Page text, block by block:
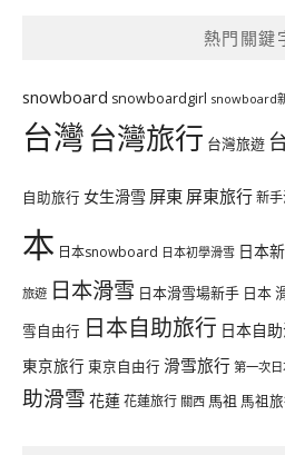
熱門關鍵
snowboard snowboardgirl snowboard
台灣台灣旅行 台灣旅遊
自助旅行 女生滑雪 屏東 屏東旅行新
本 日本snowboard 日本初學滑雪 日本
旅遊 日本滑雪 日本滑雪場新手 日本
雪自由行 日本自助旅行 日本自
東京旅行 東京自由行 滑雪旅行 第一次
助滑雪 花蓮花蓮旅行 關西 馬祖 馬祖